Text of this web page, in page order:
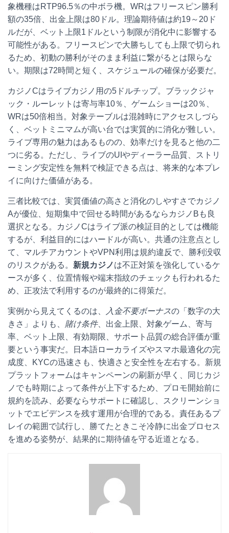
象機種はRTP96.5％の中ボラ機。WRはフリースピン勝利
額の35倍、出金上限は80ドル。理論期待値は約19～20ド
ルだが、ベット上限1ドルという制限が消化中に影響する
可能性がある。フリースピンで大勝ちしても上限で切られ
るため、初動の勝利がそのまま利益に繋がるとは限らな
い。期限は72時間と短く、スケジュールの確保が必要だ。
カジノCはライブカジノ用の5ドルチップ。ブラックジャ
ック・ルーレットは寄与率10％、ゲームショーは20％、
WRは50倍相当。対象テーブルは混雑時にアクセスしづら
く、ベットミニマムが高い台では実質的に消化が難しい。
ライブ専用の魅力はあるものの、効率だけを見ると他の二
つに劣る。ただし、ライブのUIやディーラー品質、ストリ
ーミング安定性を無料で検証できる点は、将来的な本プレ
イに向けた価値がある。
三者比較では、実質価値の高さと消化のしやすさでカジノ
Aが優位、短期集中で回せる時間があるならカジノBも良
選択となる。カジノCはライブ派の検証目的としては機能
するが、利益目的にはハードルが高い。共通の注意点とし
て、マルチアカウントやVPN利用は規約違反で、勝利没収
のリスクがある。 新規カジノは不正対策を強化しているケ
ースが多く、位置情報や端末指紋のチェックも行われるた
め、正攻法で利用するのが最終的に得策だ。
実例から見えてくるのは、 入金不要ボーナスの「数字の大
きさ」よりも、 賭け条件、出金上限、対象ゲーム、寄与
率、ベット上限、有効期限、サポート品質の総合評価が重
要という事実だ。日本語ローカライズやスマホ最適化の完
成度、KYCの迅速さも、快適さと安全性を左右する。新規
プラットフォームはキャンペーンの刷新が早く、同じカジ
ノでも時期によって条件が上下するため、プロモ開始前に
規約を読み、必要ならサポートに確認し、スクリーンショ
ットでエビデンスを残す運用が合理的である。責任あるプ
レイの範囲で試行し、勝てたときこそ冷静に出金プロセス
を進める姿勢が、結果的に期待値を守る近道となる。